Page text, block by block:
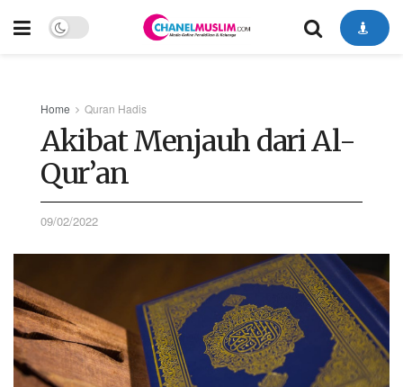
Home Quran Hadis
Akibat Menjauh dari Al-
Qur’an
09/02/2022